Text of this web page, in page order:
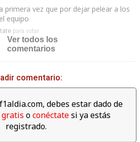
primera vez que por dejar pelear a los
equipo
para votar
Ver todos los
comentarios
comentario:
debes estar dado de
oconéctatesi ya estás
registrado.